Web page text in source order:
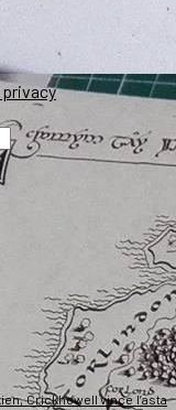
Crickhowell vince l’asta